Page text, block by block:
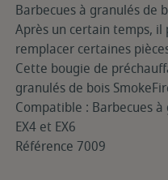
Barbecues à granulés de
Après un certain temps, il
remplacer certaines
Cette bougie de
granulés de bois
Compatible : Barbecues
EX4 et EX6
Référence 7009